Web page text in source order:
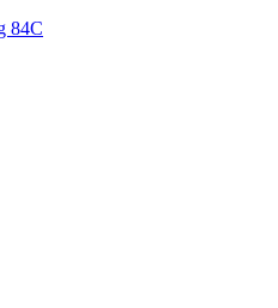
84C